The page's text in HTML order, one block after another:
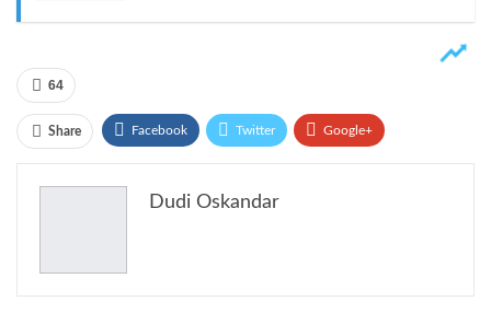
64
Share Facebook Twitter Google+
Dudi Oskandar